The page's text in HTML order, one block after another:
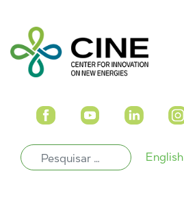
English